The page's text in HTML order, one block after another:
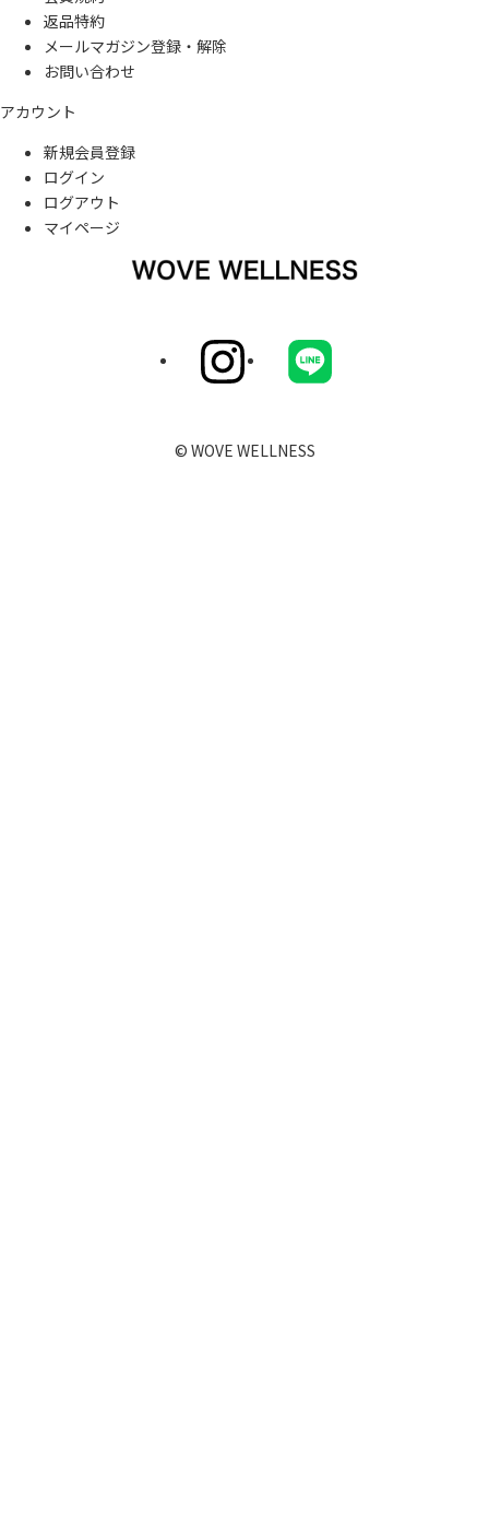
返品特約
メールマガジン登録・解除
お問い合わせ
アカウント
新規会員登録
ログイン
ログアウト
マイページ
© WOVE WELLNESS